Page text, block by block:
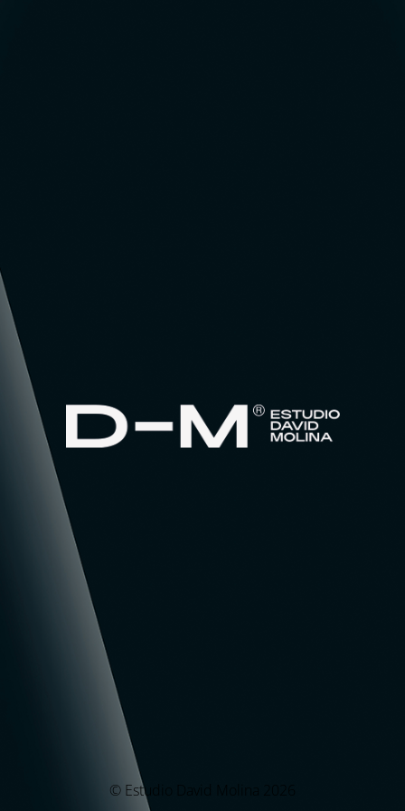
© Estudio David Molina 2026